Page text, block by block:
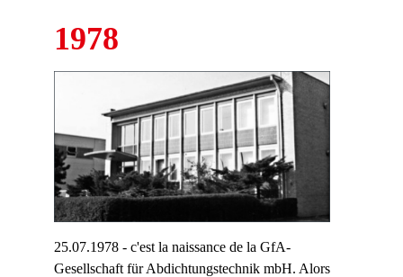
1978
25.07.1978 - c'est la naissance de la GfA-
Gesellschaft für Abdichtungstechnik mbH. Alors